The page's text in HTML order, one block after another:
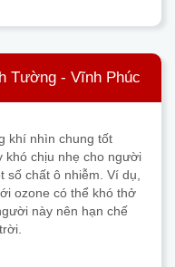
Tường - Vĩnh Phúc
khí nhìn chung tốt
khó chịu nhẹ cho người
số chất ô nhiễm. Ví dụ,
ozone có thể khó thở
này nên hạn chế